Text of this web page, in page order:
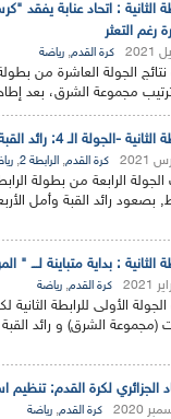
الثانية : اتحاد عنابة
رغم التعثر
كرة القدم, رياضة
الجولة العاشرة من بطولة
ترتيب مجموعة الشرق، بعد
الـ 4: رائد القبة وأمل الأربعاء يتألقان ولا تغيير في مجموعتي الشرق والغرب
كرة القدم, الرابطة 2 ,
الجولة الرابعة من بطولة
بصعود رائد القبة وأمل
الثانية : بداية متباينة
كرة القدم, رياضة
الأولى للرابطة
(مجموعة الشرق) و رائد
الجزائري لكرة القدم: تنظيم
كرة القدم, رياضة